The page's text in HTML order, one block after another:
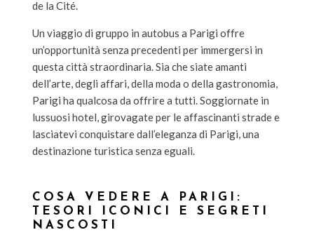
de la Cité.
Un viaggio di gruppo in autobus a Parigi offre
un’opportunità senza precedenti per immergersi in
questa città straordinaria. Sia che siate amanti
dell’arte, degli affari, della moda o della gastronomia,
Parigi ha qualcosa da offrire a tutti. Soggiornate in
lussuosi hotel, girovagate per le affascinanti strade e
lasciatevi conquistare dall’eleganza di Parigi, una
destinazione turistica senza eguali.
COSA VEDERE A PARIGI:
TESORI ICONICI E SEGRETI
NASCOSTI